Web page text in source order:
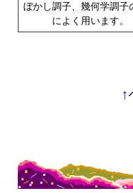
ぼかし調子、幾何学調子
によく用います。
↑